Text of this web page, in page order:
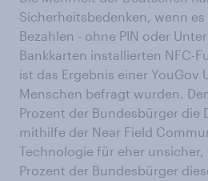
Sicherheitsbedenken, wenn
Bezahlen - ohne PIN oder
Bankkarten installierten NFC-
ist das Ergebnis einer YouGov
Menschen befragt wurden.
Prozent der Bundesbürger die
mithilfe der Near Field
Technologie für eher unsicher,
Prozent der Bundesbürger